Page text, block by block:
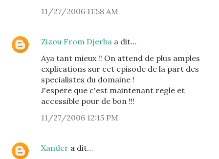
11/27/2006 11:58 AM
Zizou From Djerba a dit…
Aya tant mieux !! On attend de plus amples
explications sur cet episode de la part des
specialistes du domaine !
J'espere que c'est maintenant regle et
accessible pour de bon !!!
11/27/2006 12:15 PM
Xander a dit…